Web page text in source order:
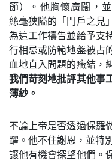
節）。他胸懷廣闊，
絲毫狹隘的「門戶之見
為這工作禱告並給予支
行相忌或防範地盤被占
血地直入問題的癥結，
我們苛刻地批評其他事
薄紗。
不論上帝是否透過保羅
躍。他不住謝恩，並特
讓他有機會探望他們。